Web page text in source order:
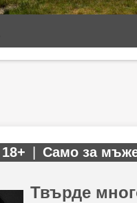
18+ Само за
Твърде